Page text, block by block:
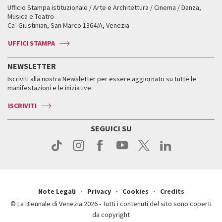
Servizi al pubblico
Come raggiungerci
Press
Orari e sedi
Accrediti
Come raggiungerci
Orari e sedi
Biglietti
Accrediti
Come raggiungerci
Contatti
Press
Servizi al pubblico
Come raggiungerci
Press
Workshop di critica teatrale
Leone d’oro alla carriera
Leone d’argento
Edizioni passate
Orari e sedi
Biglietti
Servizi al pubblico
Come raggiungerci
Contatti
Fondi e Collezioni
Biennale College ASAC
ASAC DATI
Storia
Orari e sedi
Ufficio Stampa istituzionale / Arte e Architettura / Cinema / Danza,
Musica e Teatro
Ca’ Giustinian, San Marco 1364/A, Venezia
UFFICI STAMPA
NEWSLETTER
Iscriviti alla nostra Newsletter per essere aggiornato su tutte le
manifestazioni e le iniziative.
ISCRIVITI
SEGUICI SU
Note Legali Privacy Cookies
Credits
© La Biennale di Venezia 2026 - Tutti i contenuti del sito sono coperti
da copyright